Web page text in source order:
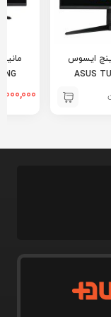
27 اینچ ایسوس
ASUS